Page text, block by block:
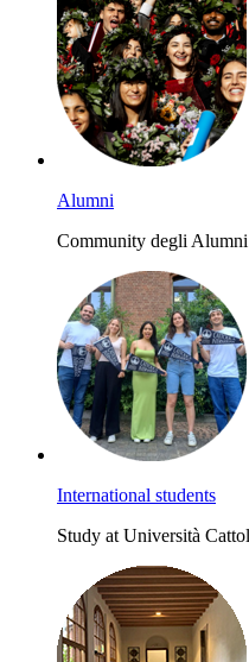
Alumni
Community degli
International students
Study at Università